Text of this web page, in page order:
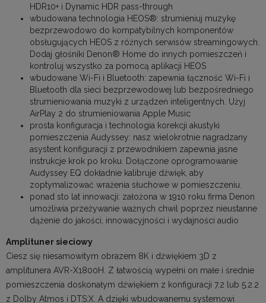
HDR10+ i Dynamic HDR pass-through
wbudowana technologia HEOS®: strumieniuj muzykę
bezprzewodowo do kompatybilnych komponentów
obsługujących HEOS z różnych serwisów streamingowych.
Dodaj głośniki Denon® Home do innych pomieszczeń i
kontroluj wszystko za pomocą aplikacji HEOS
wbudowane Wi-Fi i Bluetooth: zapewnia łączność Wi-Fi i
Bluetooth dla sieci bezprzewodowej lub bezpośredniego
strumieniowania muzyki z urządzeń inteligentnych. Użyj
AirPlay 2 do strumieniowania Apple Music
prosta konfiguracja i technologia korekcji akustyki
pomieszczenia Audyssey: nasz wielokrotnie nagradzany
asystent konfiguracji z przewodnikiem zapewnia jasne
instrukcje krok po kroku. Dołączone oprogramowanie
Audyssey EQ dokładnie kalibruje dźwięk, aby
zoptymalizować wrażenia słuchowe w pomieszczeniu.
ponad sto lat innowacji: założona w 1910 roku firma Denon
umożliwia przeżywanie ważnych chwil poprzez nieustanne
dążenie do jakości, innowacyjności i wydajności audio
Amplituner sieciowy
Ciesz się niesamowitym obrazem 8K i dźwiękiem 3D z
amplitunera AVR-X1800H. Z łatwością wypełni on małe i średnie
pomieszczenia doskonałym dźwiękiem z konfiguracji 7.2 lub 5.2.2
z Dolby Atmos i DTS:X. A dzięki wbudowanemu systemowi